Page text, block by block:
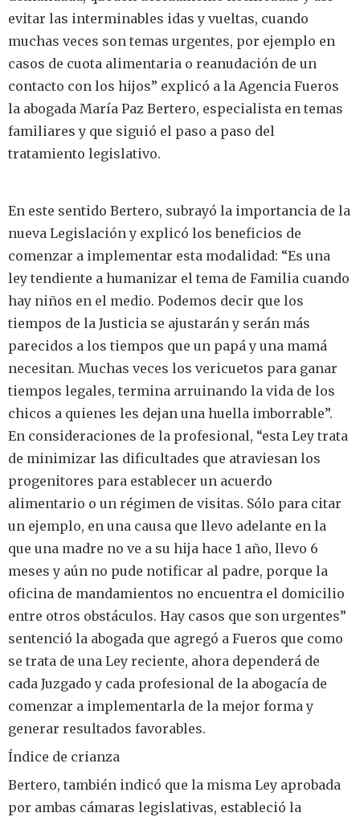
evitar las interminables idas y vueltas, cuando
muchas veces son temas urgentes, por ejemplo en
casos de cuota alimentaria o reanudación de un
contacto con los hijos” explicó a la Agencia Fueros
la abogada María Paz Bertero, especialista en temas
familiares y que siguió el paso a paso del
tratamiento legislativo.
En este sentido Bertero, subrayó la importancia de la
nueva Legislación y explicó los beneficios de
comenzar a implementar esta modalidad: “Es una
ley tendiente a humanizar el tema de Familia cuando
hay niños en el medio. Podemos decir que los
tiempos de la Justicia se ajustarán y serán más
parecidos a los tiempos que un papá y una mamá
necesitan. Muchas veces los vericuetos para ganar
tiempos legales, termina arruinando la vida de los
chicos a quienes les dejan una huella imborrable”.
En consideraciones de la profesional, “esta Ley trata
de minimizar las dificultades que atraviesan los
progenitores para establecer un acuerdo
alimentario o un régimen de visitas. Sólo para citar
un ejemplo, en una causa que llevo adelante en la
que una madre no ve a su hija hace 1 año, llevo 6
meses y aún no pude notificar al padre, porque la
oficina de mandamientos no encuentra el domicilio
entre otros obstáculos. Hay casos que son urgentes”
sentenció la abogada que agregó a Fueros que como
se trata de una Ley reciente, ahora dependerá de
cada Juzgado y cada profesional de la abogacía de
comenzar a implementarla de la mejor forma y
generar resultados favorables.
Índice de crianza
Bertero, también indicó que la misma Ley aprobada
por ambas cámaras legislativas, estableció la